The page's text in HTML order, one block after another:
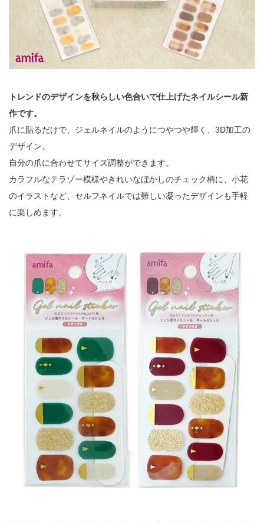
トレンドのデザインを秋らしい色合いで仕上げたネイルシール新
作です。
爪に貼るだけで、ジェルネイルのようにつやつや輝く、3D加工の
デザイン。
自分の爪に合わせてサイズ調整ができます。
カラフルなテラゾー模様やきれいなぼかしのチェック柄に、小花
のイラストなど、セルフネイルでは難しい凝ったデザインも手軽
に楽しめます。